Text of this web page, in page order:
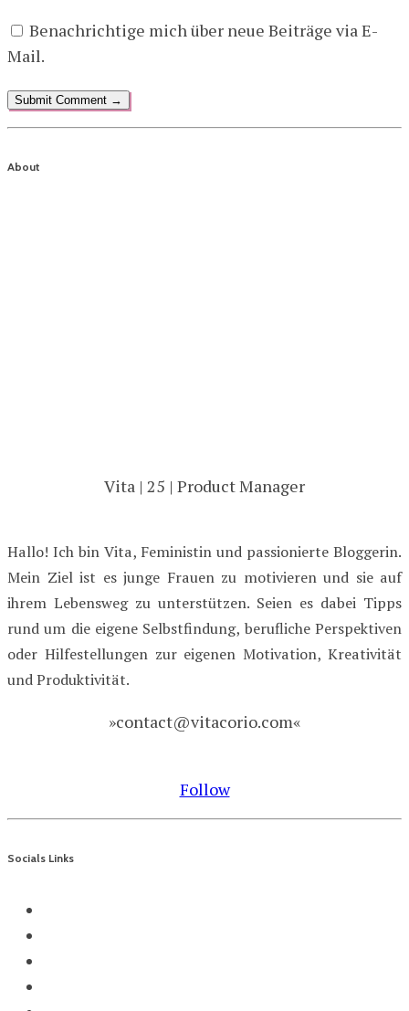
Benachrichtige mich über neue Beiträge via E-
Mail.
About
Vita | 25 | Product Manager
Hallo! Ich bin Vita, Feministin und passionierte Bloggerin.
Mein Ziel ist es junge Frauen zu motivieren und sie auf
ihrem Lebensweg zu unterstützen. Seien es dabei Tipps
rund um die eigene Selbstfindung, berufliche Perspektiven
oder Hilfestellungen zur eigenen Motivation, Kreativität
und Produktivität.
»contact@vitacorio.com«
Follow
Socials Links